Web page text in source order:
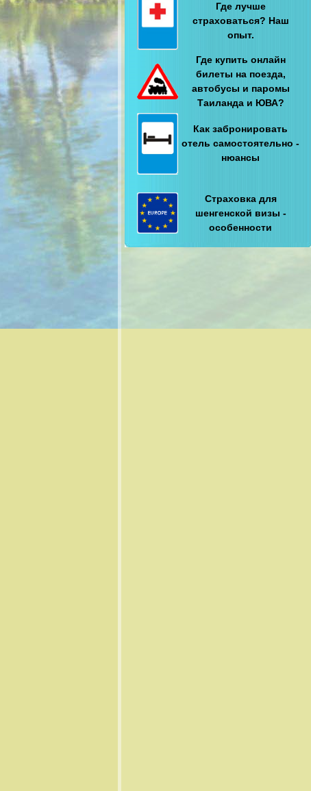
Где лучше
страховаться? Наш
опыт.
Где купить онлайн
билеты на поезда,
автобусы и паромы
Таиланда и ЮВА?
Как забронировать
отель самостоятельно -
нюансы
Страховка для
шенгенской визы -
особенности